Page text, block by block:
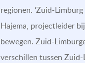
regionen. ‘Zuid-
Hajema, projectleider
bewegen. Zuid-
verschillen tussen Zuid-